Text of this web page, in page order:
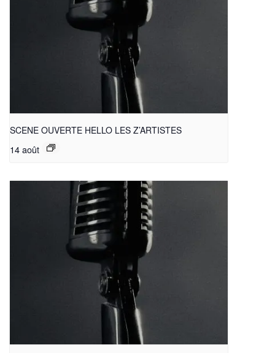
SCENE OUVERTE HELLO LES Z’ARTISTES
14 août